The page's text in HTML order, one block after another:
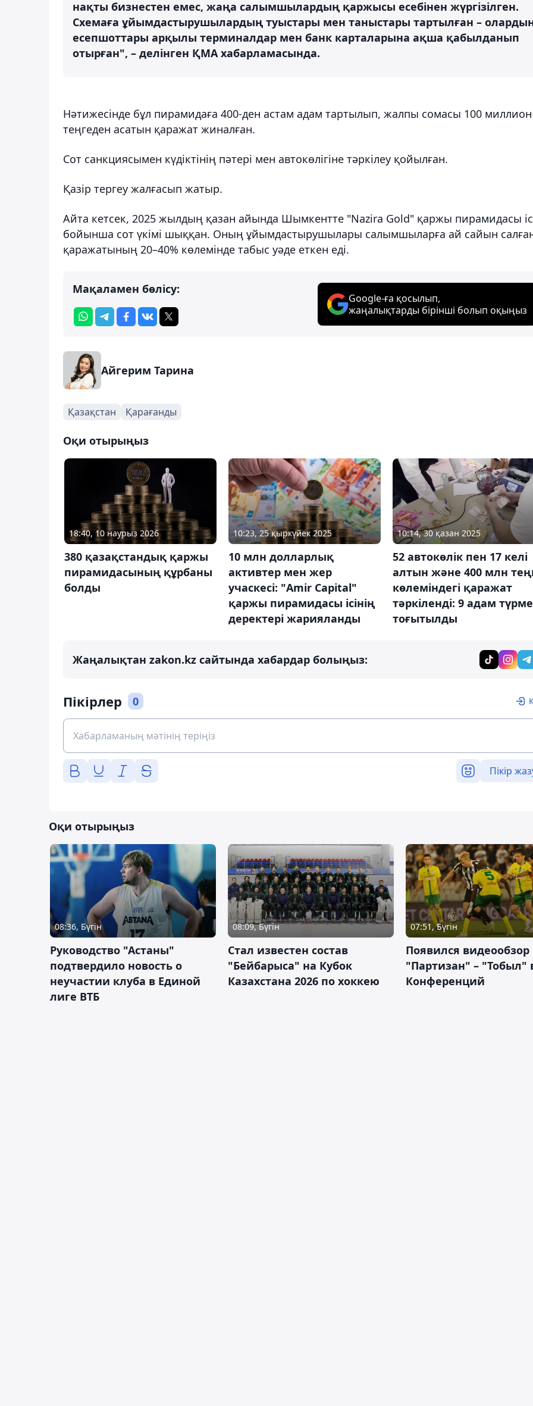
нақты бизнестен емес, жаңа салымшылардың қаржысы есебінен жүргізілген.
Схемаға ұйымдастырушылардың туыстары мен таныстары тартылған –
есепшоттары арқылы терминалдар мен банк карталарына ақша қабылданып
отырған", – делінген ҚМА хабарламасында.
Нәтижесінде бұл пирамидаға 400-ден астам адам тартылып, жалпы сомасы 100 миллион
теңгеден асатын қаражат жиналған.
Сот санкциясымен күдіктінің пәтері мен автокөлігіне тәркілеу қойылған.
Қазір тергеу жалғасып жатыр.
Айта кетсек, 2025 жылдың қазан айында Шымкентте "Nazira Gold" қаржы пирамидасы
бойынша сот үкімі шыққан. Оның ұйымдастырушылары салымшыларға ай сайын
қаражатының 20–40% көлемінде табыс уәде еткен еді.
Мақаламен бөлісу:
Google-ға қосылып,
жаңалықтарды бірінші болып оқыңыз
Айгерим Тарина
Қазақстан Қарағанды
Оқи отырыңыз
18:40, 10 наурыз 2026
380 қазақстандық қаржы
пирамидасының құрбаны
болды
10:23, 25 қыркүйек 2025
10 млн долларлық
активтер мен жер
учаскесі: "Amir Capital"
қаржы пирамидасы ісінің
деректері жарияланды
10:14, 30 қазан 2025
52 автокөлік пен 17 келі
алтын және 400 млн
көлеміндегі қаражат
тәркіленді: 9 адам
тоғытылды
Жаңалықтан zakon.kz сайтында хабардар болыңыз:
Пікірлер 0
Пікір
Оқи отырыңыз
08:36, Бүгін
Руководство "Астаны"
подтвердило новость о
неучастии клуба в Единой
лиге ВТБ
08:09, Бүгін
Стал известен состав
"Бейбарыса" на Кубок
Казахстана 2026 по хоккею
07:51, Бүгін
Появился
"Партизан" – "Тобыл"
Конференций